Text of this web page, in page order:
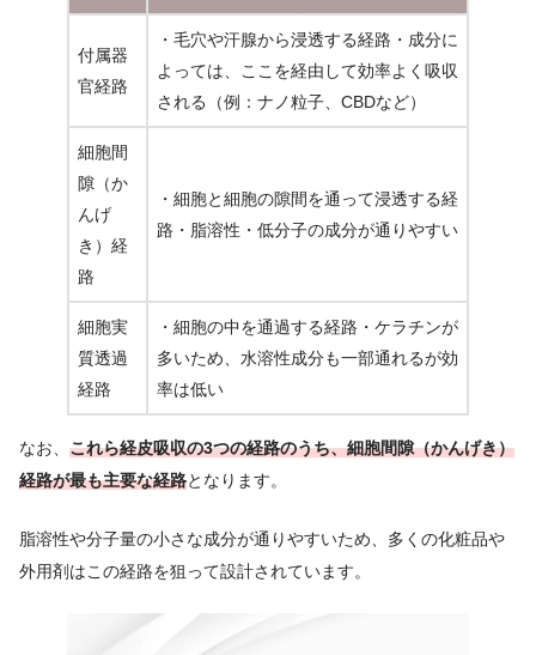
付属器
官経路
・毛穴や汗腺から浸透する経路・成分に
よっては、ここを経由して効率よく吸収
される（例：ナノ粒子、CBDなど）
細胞間
隙（か
んげ
き）経
路
・細胞と細胞の隙間を通って浸透する経
路・脂溶性・低分子の成分が通りやすい
細胞実
質透過
経路
・細胞の中を通過する経路・ケラチンが
多いため、水溶性成分も一部通れるが効
率は低い
なお、 これら経皮吸収の3つの経路のうち、細胞間隙（かんげき）
経路が最も主要な経路となります。
脂溶性や分子量の小さな成分が通りやすいため、多くの化粧品や
外用剤はこの経路を狙って設計されています。